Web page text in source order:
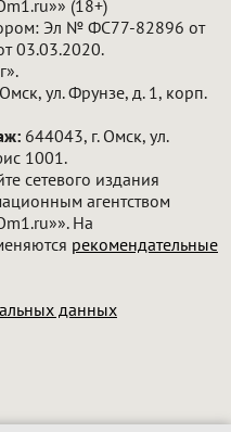
(18+)
Эл № ФС77-82896 от
03.03.2020.
ул. Фрунзе, д. 1, корп.
644043, г. Омск, ул.
1001.
сетевого издания
агентством
На
рекомендательные
данных